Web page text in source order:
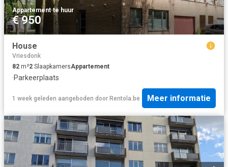
Appartement·te huur
€ 950
House
Vriesdonk
82 m²2 SlaapkamersAppartement
·Parkeerplaats
1 week geleden aangeboden door Rentola.be Meer informatie